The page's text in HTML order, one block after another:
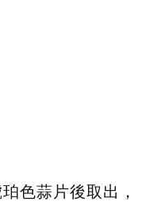
色蒜片後取出，